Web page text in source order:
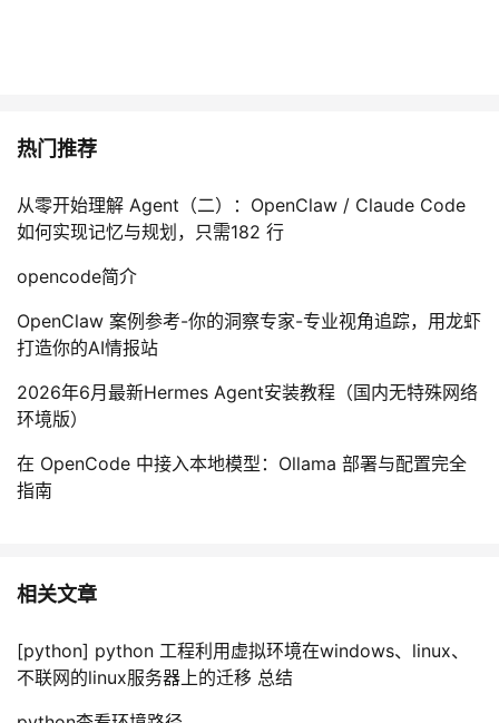
热门推荐
从零开始理解 Agent（二）：OpenClaw / Claude Code
如何实现记忆与规划，只需182 行
opencode简介
OpenClaw 案例参考-你的洞察专家-专业视角追踪，用龙虾
打造你的AI情报站
2026年6月最新Hermes Agent安装教程（国内无特殊网络
环境版）
在 OpenCode 中接入本地模型：Ollama 部署与配置完全
指南
相关文章
[python] python 工程利用虚拟环境在windows、linux、
不联网的linux服务器上的迁移 总结